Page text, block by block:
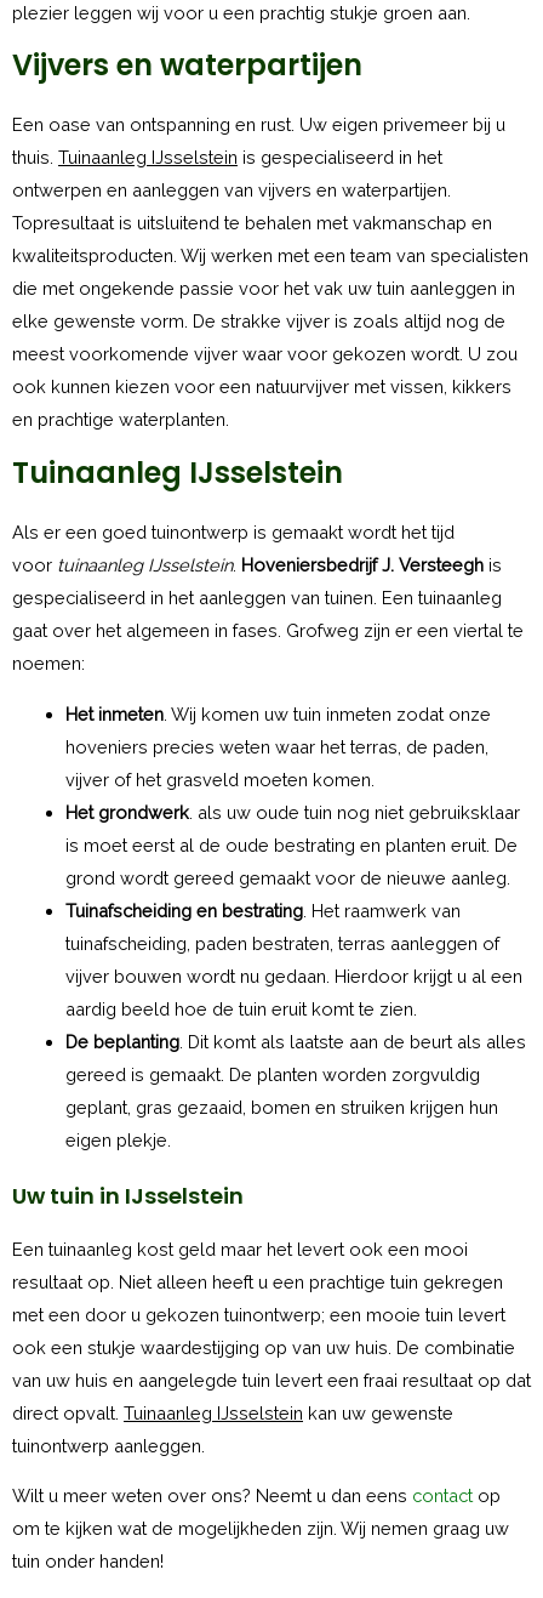
plezier leggen wij voor u een prachtig stukje groen aan.
Vijvers en waterpartijen
Een oase van ontspanning en rust. Uw eigen privemeer bij u
thuis. Tuinaanleg IJsselstein is gespecialiseerd in het
ontwerpen en aanleggen van vijvers en waterpartijen.
Topresultaat is uitsluitend te behalen met vakmanschap en
kwaliteitsproducten. Wij werken met een team van specialisten
die met ongekende passie voor het vak uw tuin aanleggen in
elke gewenste vorm. De strakke vijver is zoals altijd nog de
meest voorkomende vijver waar voor gekozen wordt. U zou
ook kunnen kiezen voor een natuurvijver met vissen, kikkers
en prachtige waterplanten.
Tuinaanleg IJsselstein
Als er een goed tuinontwerp is gemaakt wordt het tijd
voor tuinaanleg IJsselstein. Hoveniersbedrijf J. Versteegh is
gespecialiseerd in het aanleggen van tuinen. Een tuinaanleg
gaat over het algemeen in fases. Grofweg zijn er een viertal te
noemen:
Het inmeten. Wij komen uw tuin inmeten zodat onze
hoveniers precies weten waar het terras, de paden,
vijver of het grasveld moeten komen.
Het grondwerk. als uw oude tuin nog niet gebruiksklaar
is moet eerst al de oude bestrating en planten eruit. De
grond wordt gereed gemaakt voor de nieuwe aanleg.
Tuinafscheiding en bestrating. Het raamwerk van
tuinafscheiding, paden bestraten, terras aanleggen of
vijver bouwen wordt nu gedaan. Hierdoor krijgt u al een
aardig beeld hoe de tuin eruit komt te zien.
De beplanting. Dit komt als laatste aan de beurt als alles
gereed is gemaakt. De planten worden zorgvuldig
geplant, gras gezaaid, bomen en struiken krijgen hun
eigen plekje.
Uw tuin in IJsselstein
Een tuinaanleg kost geld maar het levert ook een mooi
resultaat op. Niet alleen heeft u een prachtige tuin gekregen
met een door u gekozen tuinontwerp; een mooie tuin levert
ook een stukje waardestijging op van uw huis. De combinatie
van uw huis en aangelegde tuin levert een fraai resultaat op dat
direct opvalt. Tuinaanleg IJsselstein kan uw gewenste
tuinontwerp aanleggen.
Wilt u meer weten over ons? Neemt u dan eens contact op
om te kijken wat de mogelijkheden zijn. Wij nemen graag uw
tuin onder handen!